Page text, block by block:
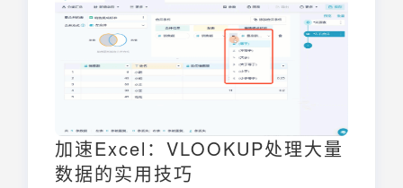
转换、汇总和可视化，从而发现数据背后的规
律和趋势，为决策提供支持。它极大地简化了
数据分析的流程，降低了数据分析的门槛，使
更多人能够利用数据来解决实际问题。
加速Excel：VLOOKUP处理大量
数据的实用技巧